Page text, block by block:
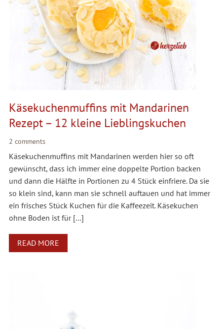
Käsekuchenmuffins mit Mandarinen
Rezept – 12 kleine Lieblingskuchen
2 comments
Käsekuchenmuffins mit Mandarinen werden hier so oft
gewünscht, dass ich immer eine doppelte Portion backen
und dann die Hälfte in Portionen zu 4 Stück einfriere. Da sie
so klein sind, kann man sie schnell auftauen und hat immer
ein frisches Stück Kuchen für die Kaffeezeit. Käsekuchen
ohne Boden ist für […]
READ MORE